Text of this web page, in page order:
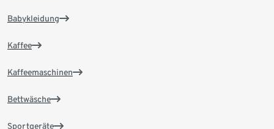
Babykleidung
Kaffee
Kaffeemaschinen
Bettwäsche
Sportgeräte